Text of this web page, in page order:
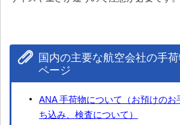
国内の主要な航空会社の手
ページ
ANA 手荷物について（お預けのお
ち込み、検査について）